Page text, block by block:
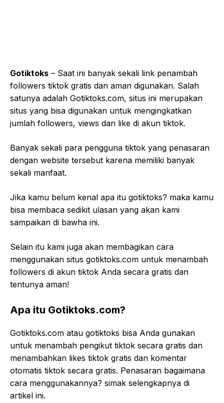
Gotiktoks – Saat ini banyak sekali link penambah
followers tiktok gratis dan aman digunakan. Salah
satunya adalah Gotiktoks.com, situs ini merupakan
situs yang bisa digunakan untuk mengingkatkan
jumlah followers, views dan like di akun tiktok.
Banyak sekali para pengguna tiktok yang penasaran
dengan website tersebut karena memiliki banyak
sekali manfaat.
Jika kamu belum kenal apa itu gotiktoks? maka kamu
bisa membaca sedikit ulasan yang akan kami
sampaikan di bawha ini.
Selain itu kami juga akan membagikan cara
menggunakan situs gotiktoks.com untuk menambah
followers di akun tiktok Anda secara gratis dan
tentunya aman!
Apa itu Gotiktoks.com?
Gotiktoks.com atau gotiktoks bisa Anda gunakan
untuk menambah pengikut tiktok secara gratis dan
menambahkan likes tiktok gratis dan komentar
otomatis tiktok secara gratis. Penasaran bagaimana
cara menggunakannya? simak selengkapnya di
artikel ini.